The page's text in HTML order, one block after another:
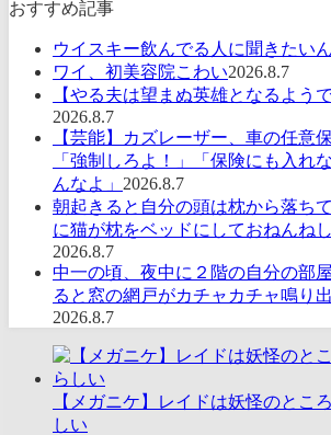
おすすめ記事
ウイスキー飲んでる人に聞きたい
ワイ、初美容院こわい2026.8.7
【やる夫は望まぬ英雄となるよう
2026.8.7
【芸能】カズレーザー、車の任意
「強制しろよ！」「保険にも入れ
んなよ」 2026.8.7
朝起きると自分の頭は枕から落ち
に猫が枕をベッドにしておねんね
2026.8.7
中一の頃、夜中に２階の自分の部
ると窓の網戸がカチャカチャ鳴り
2026.8.7
【メガニケ】レイドは妖怪のとこ
しい